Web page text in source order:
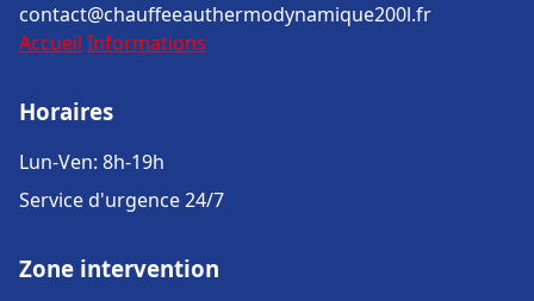
contact@chauffeeauthermodynamique200l.fr
Accueil Informations
Horaires
Lun-Ven: 8h-19h
Service d'urgence 24/7
Zone intervention